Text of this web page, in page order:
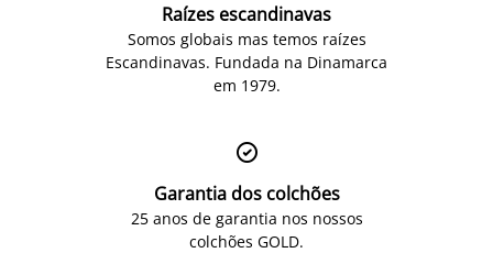
Raízes escandinavas
Somos globais mas temos raízes
Escandinavas. Fundada na Dinamarca
em 1979.

Garantia dos colchões
25 anos de garantia nos nossos
colchões GOLD.